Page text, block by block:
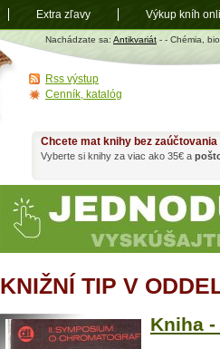
Antikvariát
shop.sk
Nachádzate sa: Antikvariát - - Chémia,
KNIŽNÍ TIP V
Kniha
Chcete mat knihy bez
Vyberte si knihy za viac ako 35€ a
Rss výstup
Cenník, katalóg
Extra zľavy Výkup kníh